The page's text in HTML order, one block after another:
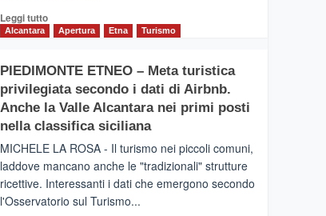
Leggi tuttoLeggi
CATANIA
–
Inaugurato
il
collegamento
tra
Catania
e
Alcantara Apertura Etna Turismo
PIEDIMONTE ETNEO – Meta turistica
privilegiata secondo i dati di Airbnb.
Anche la Valle Alcantara nei primi posti
nella classifica siciliana
MICHELE LA ROSA - Il turismo nei piccoli comuni,
laddove mancano anche le "tradizionali" strutture
ricettive. Interessanti i dati che emergono secondo
l'Osservatorio sul Turismo...